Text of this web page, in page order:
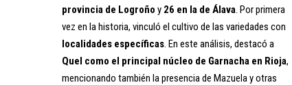
provincia de Logroño y 26 en la de Álava. Por primera
vez en la historia, vinculó el cultivo de las variedades con
localidades específicas. En este análisis, destacó a
Quel como el principal núcleo de Garnacha en Rioja,
mencionando también la presencia de Mazuela y otras